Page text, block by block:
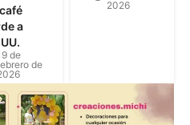
a
de
de
2026